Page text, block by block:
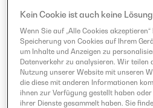
Kein Cookie ist auch keine Lösung
Wenn Sie auf „Alle Cookies
Speicherung von Cookies auf Ihrem
um Inhalte und Anzeigen zu
Datenverkehr zu analysieren. Wir
Nutzung unserer Website mit unseren
die diese mit anderen Informationen
ihnen zur Verfügung gestellt haben
ihrer Dienste gesammelt haben. Sie